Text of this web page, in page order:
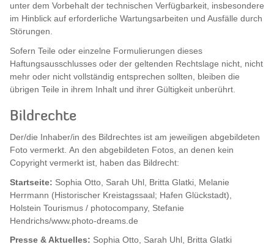
unter dem Vorbehalt der technischen Verfügbarkeit, insbesondere
im Hinblick auf erforderliche Wartungsarbeiten und Ausfälle durch
Störungen.
Sofern Teile oder einzelne Formulierungen dieses
Haftungsausschlusses oder der geltenden Rechtslage nicht, nicht
mehr oder nicht vollständig entsprechen sollten, bleiben die
übrigen Teile in ihrem Inhalt und ihrer Gültigkeit unberührt.
Bildrechte
Der/die Inhaber/in des Bildrechtes ist am jeweiligen abgebildeten
Foto vermerkt. An den abgebildeten Fotos, an denen kein
Copyright vermerkt ist, haben das Bildrecht:
Startseite: Sophia Otto, Sarah Uhl, Britta Glatki, Melanie
Herrmann (Historischer Kreistagssaal; Hafen Glückstadt),
Holstein Tourismus / photocompany, Stefanie
Hendrichs/www.photo-dreams.de
Presse & Aktuelles: Sophia Otto, Sarah Uhl, Britta Glatki